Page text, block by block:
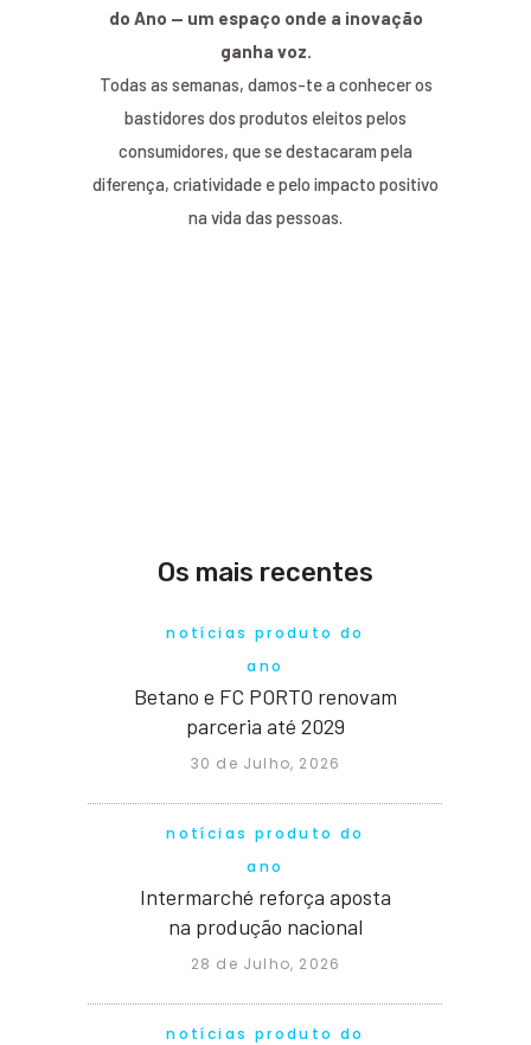
do Ano — um espaço onde a inovação
ganha voz.
Todas as semanas, damos-te a conhecer os
bastidores dos produtos eleitos pelos
consumidores, que se destacaram pela
diferença, criatividade e pelo impacto positivo
na vida das pessoas.
Os mais recentes
notícias produto do
ano
Betano e FC PORTO renovam
parceria até 2029
30 de Julho, 2026
notícias produto do
ano
Intermarché reforça aposta
na produção nacional
28 de Julho, 2026
notícias produto do